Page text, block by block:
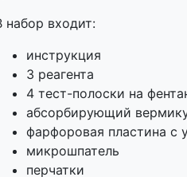
набор входит:
инструкция
3 реагента
4 тест-полоски на
абсорбирующий
фарфоровая пластина с
микрошпатель
перчатки